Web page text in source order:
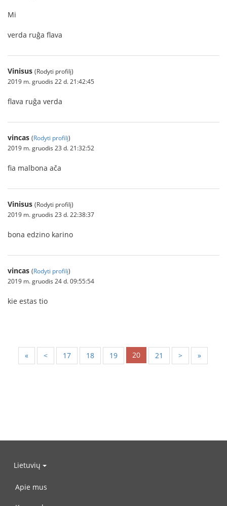
Mi
verda ruĝa flava
Vinisus (Rodyti profilį)
2019 m. gruodis 22 d. 21:42:45
flava ruĝa verda
vincas (Rodyti profilį)
2019 m. gruodis 23 d. 21:32:52
fia malbona ača
Vinisus (Rodyti profilį)
2019 m. gruodis 23 d. 22:38:37
bona edzino karino
vincas (Rodyti profilį)
2019 m. gruodis 24 d. 09:55:54
kie estas tio
« < 17 18 19 20 21 > »
Lietuvių
Apie mus